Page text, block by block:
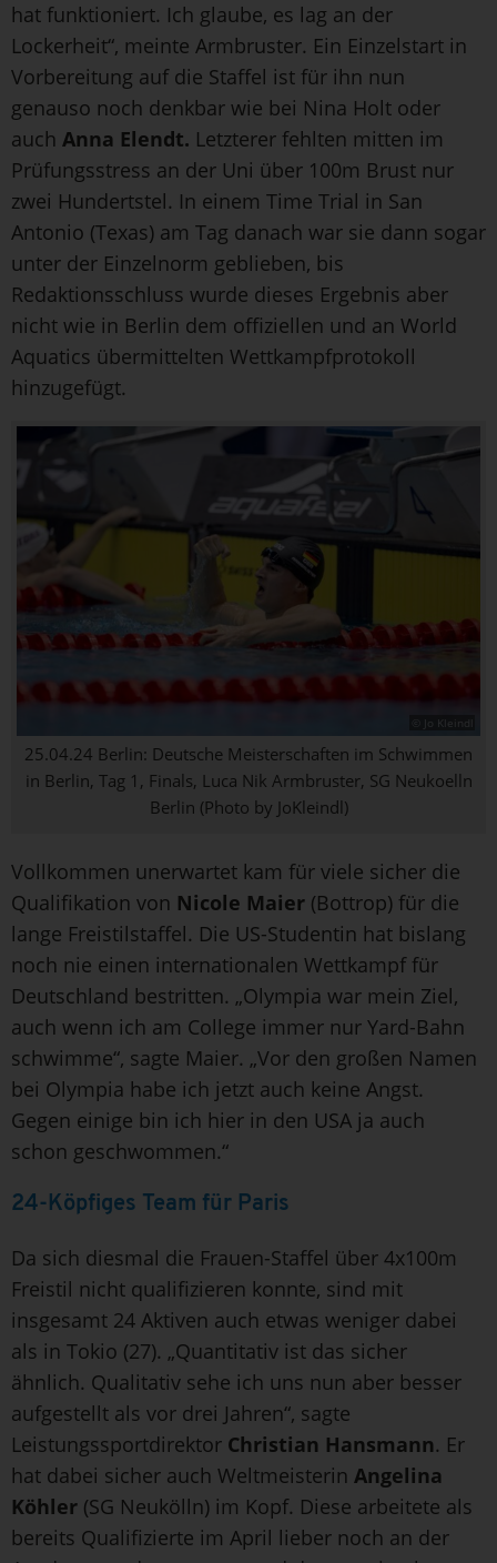
hat funktioniert. Ich glaube, es lag an der
Lockerheit“, meinte Armbruster. Ein Einzelstart in
Vorbereitung auf die Staffel ist für ihn nun
genauso noch denkbar wie bei Nina Holt oder
auch Anna Elendt. Letzterer fehlten mitten im
Prüfungsstress an der Uni über 100m Brust nur
zwei Hundertstel. In einem Time Trial in San
Antonio (Texas) am Tag danach war sie dann sogar
unter der Einzelnorm geblieben, bis
Redaktionsschluss wurde dieses Ergebnis aber
nicht wie in Berlin dem offiziellen und an World
Aquatics übermittelten Wettkampfprotokoll
hinzugefügt.
© Jo Kleindl
25.04.24 Berlin: Deutsche Meisterschaften im Schwimmen
in Berlin, Tag 1, Finals, Luca Nik Armbruster, SG Neukoelln
Berlin (Photo by JoKleindl)
Vollkommen unerwartet kam für viele sicher die
Qualifikation von Nicole Maier (Bottrop) für die
lange Freistilstaffel. Die US-Studentin hat bislang
noch nie einen internationalen Wettkampf für
Deutschland bestritten. „Olympia war mein Ziel,
auch wenn ich am College immer nur Yard-Bahn
schwimme“, sagte Maier. „Vor den großen Namen
bei Olympia habe ich jetzt auch keine Angst.
Gegen einige bin ich hier in den USA ja auch
schon geschwommen.“
24-Köpfiges Team für Paris
Da sich diesmal die Frauen-Staffel über 4x100m
Freistil nicht qualifizieren konnte, sind mit
insgesamt 24 Aktiven auch etwas weniger dabei
als in Tokio (27). „Quantitativ ist das sicher
ähnlich. Qualitativ sehe ich uns nun aber besser
aufgestellt als vor drei Jahren“, sagte
Leistungssportdirektor Christian Hansmann. Er
hat dabei sicher auch Weltmeisterin Angelina
Köhler (SG Neukölln) im Kopf. Diese arbeitete als
bereits Qualifizierte im April lieber noch an der